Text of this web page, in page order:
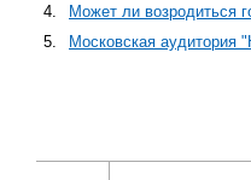
4.
Может ли возродиться
5.
Московская аудитория